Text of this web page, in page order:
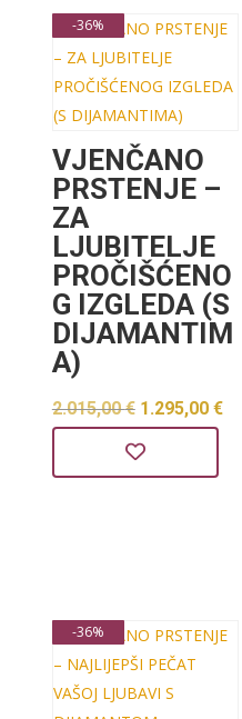
-36%
VJENČANO
PRSTENJE –
ZA
LJUBITELJE
PROČIŠĆENO
G IZGLEDA (S
DIJAMANTIM
A)
2.015,00€ Izvorna
cijena
bila
1.295,00 €
-36%